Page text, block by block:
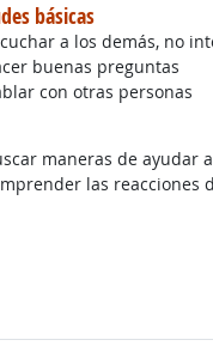
básicas
a los demás, no
buenas preguntas
con otras personas
maneras de ayudar
las reacciones